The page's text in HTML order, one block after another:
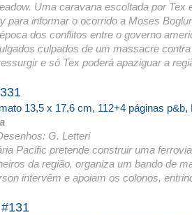
Uma caravana escoltada por
para informar o ocorrido a Moses
dos conflitos entre o governo
culpados de um massacre
e só Tex poderá apaziguar a
13,5 x 17,6 cm, 112+4 páginas p&b,
G. Letteri
Pacific pretende construir uma
da região, organiza um bando de
intervêm e apoiam os colonos,